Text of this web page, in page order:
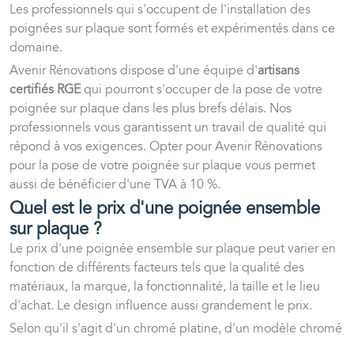
Les professionnels qui s'occupent de l'installation des
poignées sur plaque sont formés et expérimentés dans ce
domaine.
Avenir Rénovations dispose d'une équipe d'artisans
certifiés RGEqui pourront s'occuper de la pose de votre
poignée sur plaque dans les plus brefs délais. Nos
professionnels vous garantissent un travail de qualité qui
répond à vos exigences. Opter pour Avenir Rénovations
pour la pose de votre poignée sur plaque vous permet
aussi de bénéficier d'une TVA à 10 %.
Quel est le prix d'une poignée ensemble
sur plaque ?
Le prix d'une poignée ensemble sur plaque peut varier en
fonction de différents facteurs tels que la qualité des
matériaux, la marque, la fonctionnalité, la taille et le lieu
d'achat. Le design influence aussi grandement le prix.
Selon qu'il s'agit d'un chromé platine, d'un modèle chromé